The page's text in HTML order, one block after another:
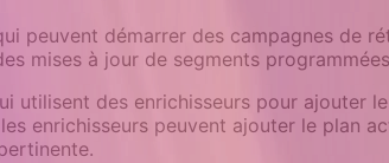
peuvent démarrer des campagnes de
mises à jour de segments
utilisent des enrichisseurs pour ajouter
enrichisseurs peuvent ajouter le